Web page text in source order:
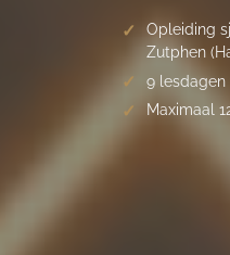
Opleiding
Zutphen
9 lesdagen
Maximaal